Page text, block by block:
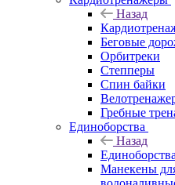
Назад
Беговые
Орбитреки
Степперы
Спин байки
Гребные
Единоборства
Назад
Единоборства
Манекены